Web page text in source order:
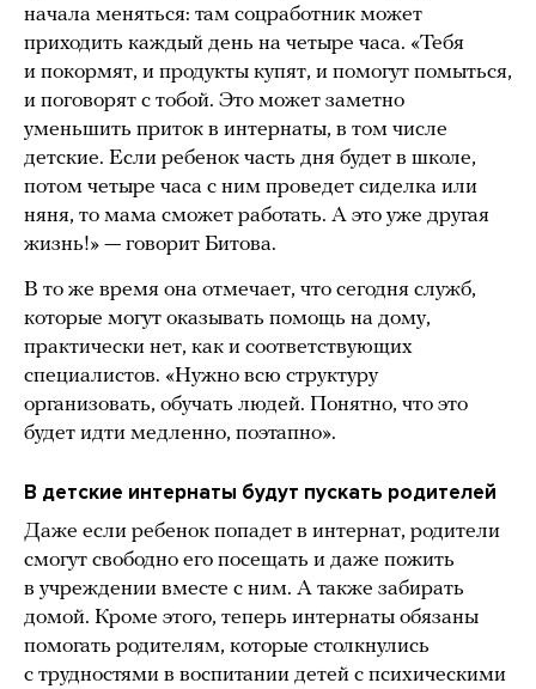
начала меняться: там соцработник может
приходить каждый день на четыре часа. «Тебя
и покормят, и продукты купят, и помогут помыться,
и поговорят с тобой. Это может заметно
уменьшить приток в интернаты, в том числе
детские. Если ребенок часть дня будет в школе,
потом четыре часа с ним проведет сиделка или
няня, то мама сможет работать. А это уже другая
жизнь!» — говорит Битова.
В то же время она отмечает, что сегодня служб,
которые могут оказывать помощь на дому,
практически нет, как и соответствующих
специалистов. «Нужно всю структуру
организовать, обучать людей. Понятно, что это
будет идти медленно, поэтапно».
В детские интернаты будут пускать родителей
Даже если ребенок попадет в интернат, родители
смогут свободно его посещать и даже пожить
в учреждении вместе с ним. А также забирать
домой. Кроме этого, теперь интернаты обязаны
помогать родителям, которые столкнулись
с трудностями в воспитании детей с психическими